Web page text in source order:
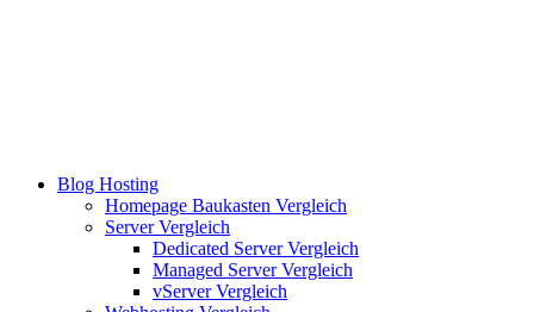
Blog Hosting
Homepage Baukasten Vergleich
Server Vergleich
Dedicated Server Vergleich
Managed Server Vergleich
vServer Vergleich